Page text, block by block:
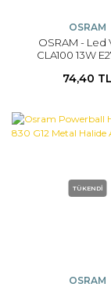
OSRAM
OSRAM - Led
CLA100 13W
74,40 TL
TÜKENDİ
OSRAM